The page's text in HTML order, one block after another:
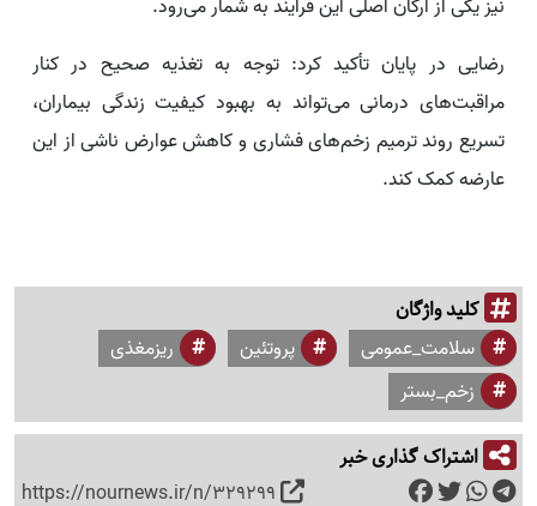
نیز یکی از ارکان اصلی این فرآیند به شمار می‌رود.
رضایی در پایان تأکید کرد: توجه به تغذیه صحیح در کنار
مراقبت‌های درمانی می‌تواند به بهبود کیفیت زندگی بیماران،
تسریع روند ترمیم زخم‌های فشاری و کاهش عوارض ناشی از این
عارضه کمک کند.
کلید واژگان
سلامت_عمومی پروتئین
ریزمغذی
زخم_بستر
اشتراک گذاری خبر
https://nournews.ir/n/329299